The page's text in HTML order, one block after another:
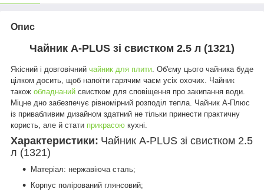
Опис
Чайник A-PLUS зі свистком 2.5 л (1321)
Якісний і довговічний чайник для плити. Об'єму цього чайника буде
цілком досить, щоб напоїти гарячим чаєм усіх охочих. Чайник
також обладнаний свистком для сповіщення про закипання води.
Міцне дно забезпечує рівномірний розподіл тепла. Чайник А-Плюс
із привабливим дизайном здатний не тільки принести практичну
користь, але й стати прикрасою кухні.
Характеристики: Чайник A-PLUS зі свистком 2.5
л (1321)
Матеріал: нержавіюча сталь;
Корпус полірований глянсовий;